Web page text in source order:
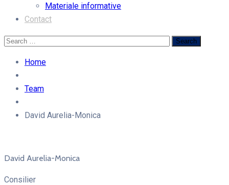
Materiale informative
Contact
Home
Team
David Aurelia-Monica
David Aurelia-Monica
Consilier